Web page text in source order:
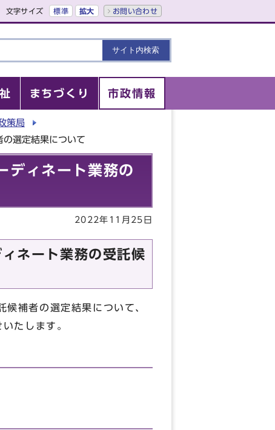
文字サイズ 標準 拡大 お問い合わせ
まちづくり 市政情報
策局
選定結果について
ィネート業務の
2022年11月25日
ネート業務の受託候
補者の選定結果について、
たします。